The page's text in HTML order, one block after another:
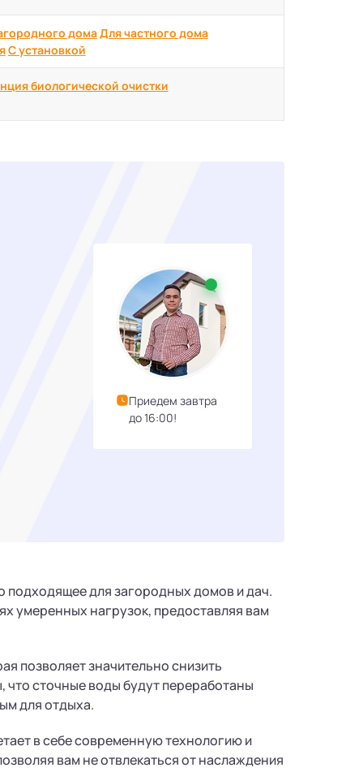
домаДля частного дома
С установкой
биологической очистки
Приедем завтра
до 16:00!
подходящее для загородных домов и дач.
умеренных нагрузок, предоставляя вам
позволяет значительно снизить
сточные воды будут переработаны
для отдыха.
в себе современную технологию и
вам не отвлекаться от наслаждения